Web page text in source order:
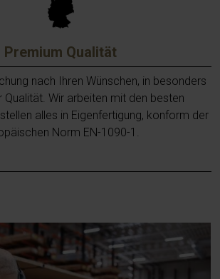
Premium Qualität
nach Ihren Wünschen, in besonders
Qualität. Wir arbeiten mit den besten
alles in Eigenfertigung, konform der
Norm EN-1090-1.